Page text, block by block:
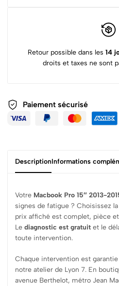
Retour possible dans les 14
droits et taxes ne sont
Paiement sécurisé
DescriptionInformations
Votre Macbook Pro 15″ 2013-
signes de fatigue ? Choisissez
prix affiché est complet, pièce
Le diagnostic est gratuit et le
toute intervention.
Chaque intervention est garantie
notre atelier de Lyon 7. En
avenue Berthelot, métro Jean